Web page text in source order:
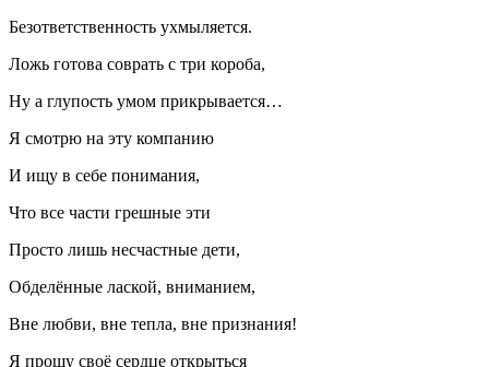
Безответственность ухмыляется.
Ложь готова соврать с три короба,
Ну а глупость умом прикрывается…
Я смотрю на эту компанию
И ищу в себе понимания,
Что все части грешные эти
Просто лишь несчастные дети,
Обделённые лаской, вниманием,
Вне любви, вне тепла, вне признания!
Я прошу своё сердце открыться